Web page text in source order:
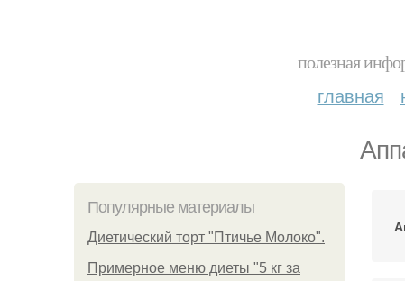
полезная
главная
Популярные материалы
Диетический торт "Птичье Молоко".
Примерное меню диеты "5 кг за